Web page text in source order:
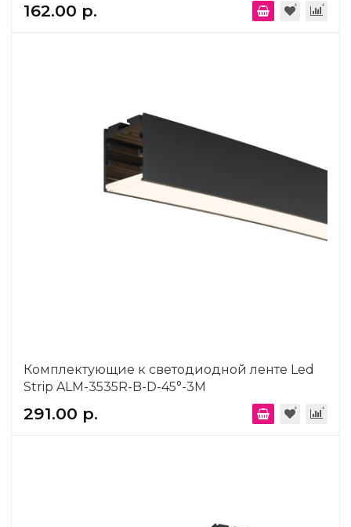
162.00 р.
Комплектующие к светодиодной ленте Led
Strip ALM-3535R-B-D-45°-3M
291.00 р.